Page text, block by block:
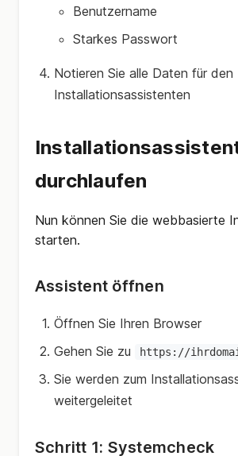
Benutzername
Starkes Passwort
Notieren Sie alle Daten für den
Installationsassistenten
durchlaufen
Nun können Sie die webbasierte
starten.
Assistent öffnen
Öffnen Sie Ihren Browser
Gehen Sie zu
https://
Sie werden zum
weitergeleitet
Schritt 1: Systemcheck